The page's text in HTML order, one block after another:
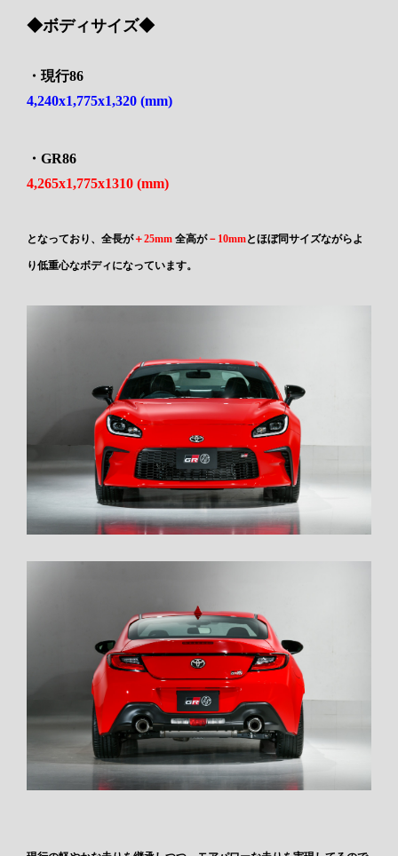
◆ボディサイズ◆
・現行86
4,240x1,775x1,320 (mm)
・GR86
4,265x1,775x1310 (mm)
となっており、全長が＋25mm 全高が－10mmとほぼ同サイズながらよ
り低重心なボディになっています。